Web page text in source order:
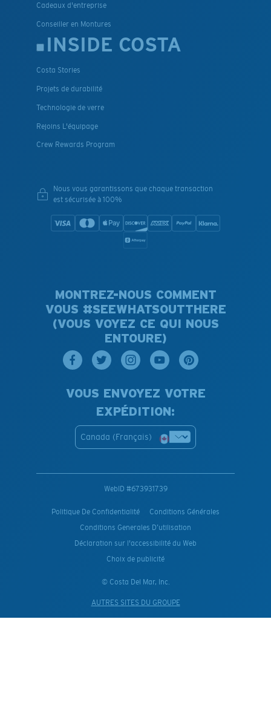
Cadeaux d'entreprise
Conseiller en Montures
INSIDE COSTA
Costa Stories
Projets de durabilité
Technologie de verre
Rejoins L'équipage
Crew Rewards Program
Nous vous garantissons que chaque transaction
est sécurisée à 100%
MONTREZ-NOUS COMMENT
VOUS #SEEWHATSOUTTHERE
(VOUS VOYEZ CE QUI NOUS
ENTOURE)
VOUS ENVOYEZ VOTRE
EXPÉDITION:
Canada (Français)
WebID #673931739
Politique De Confidentialité
Conditions Générales
Conditions Generales D’utilisation
Déclaration sur l'accessibilité du Web
Choix de publicité
© Costa Del Mar, Inc.
AUTRES SITES DU GROUPE